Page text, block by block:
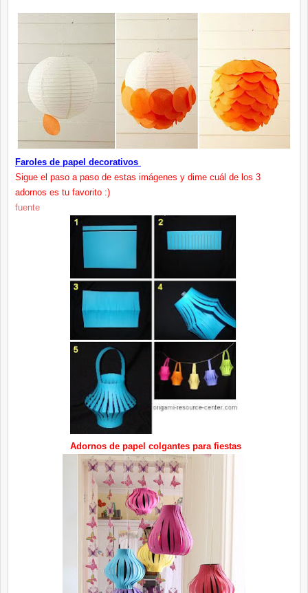
Faroles de papel decorativos
Sigue el paso a paso de estas imágenes y dime cuál de los 3
adornos es tu favorito :)
fuente
Adornos de papel colgantes para fiestas